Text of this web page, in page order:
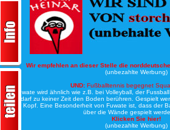
Wir empfehlen an dieser Stelle die
(unbezahlte Werbung)
UND: Fußballtennis begegnet
Bei Fuwate wird ähnlich wie z.B. bei Volleyball, der
Ball darf zu keiner Zeit den Boden berühren. Gespielt
oder Kopf. Eine Besonderheit von Fuwate ist, dass der
über die Wände gespielt
Klicken Sie hier!
(unbezahlte Werbung)